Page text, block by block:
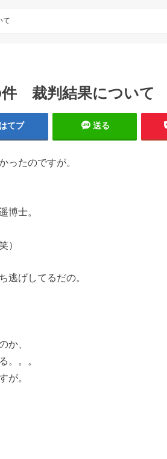
て
件 裁判結果について
はてブ 送る
ったのですが。
博士。
）
逃げしてるだの。
か、
。。。
が。